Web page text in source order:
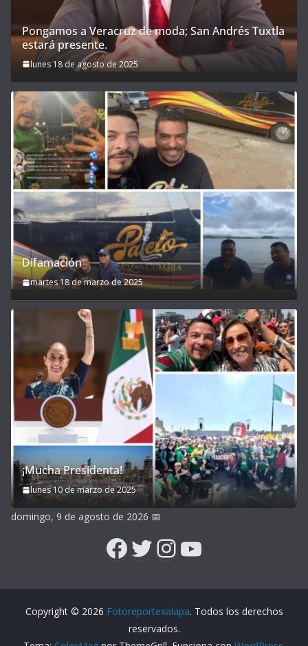
Pongamos a Veracruz de moda; San Andrés Tuxtla
estará presente.
lunes 18 de agosto de 2025
Difamación
martes 18 de marzo de 2025
¡Mucha Presidenta!
lunes 10 de marzo de 2025
domingo, 9 de agosto de 2026 📅
Facebook
Twitter
Instagram
YouTube
Copyright © 2026 Fotoreportexalapa. Todos los derechos
reservados.